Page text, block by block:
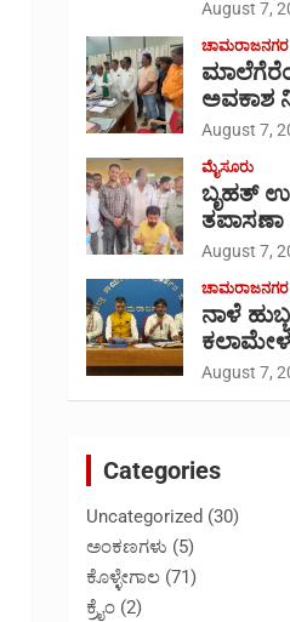
August 7,
ಚಾಮರಾಜನಗರ
ಅವಕಾಶ
August 7,
ಮೈಸೂರು
ಬೃಹತ್
August 7,
ಚಾಮರಾಜನಗರ
ನಾಳೆ
August 7,
Categories
Uncategorized (30)
ಅಂಕಣಗಳು (5)
ಕೊಳ್ಳೇಗಾಲ (71)
ಕ್ರೈಂ (2)